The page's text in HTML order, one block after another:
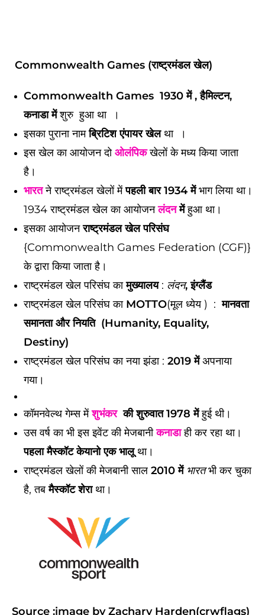
Commonwealth Games (राष्ट्रमंडल खेल)
Commonwealth Games 1930में, हैमिल्टन,
कनाडा में शुरु हुआ था
।
इसका पुराना नामब्रिटिश एंपायर खेलथा ।
इस खेल का आयोजन दोओलंपिकखेलों के मध्य किया जाता
है।
भारतने राष्ट्रमंडल खेलों मेंपहली बार 1934 मेंभाग लिया था।
1934 राष्ट्रमंडल खेल का आयोजनलंदनमेंहुआ था।
इसका आयोजनराष्ट्रमंडल खेल परिसंघ
{Commonwealth Games Federation (CGF)}
के द्वारा किया जाता है।
राष्ट्रमंडल खेल परिसंघ कामुख्यालय: लंदन, इंग्लैंड
राष्ट्रमंडल खेल परिसंघ का MOTTO(मूल ध्येय ) : मानवता
समानता और नियति (Humanity, Equality,
Destiny)
राष्ट्रमंडल खेल परिसंघ का नया झंडा : 2019 मेंअपनाया
गया।
कॉमनवेल्थ गेम्स मेंशुभंकरकी शुरुवात 1978 मेंहुई थी।
उस वर्ष का भी इस इवेंट की मेजबानीकनाडाही कर रहा था।
पहला मैस्कॉट केयानो एक भालूथा।
राष्ट्रमंडल खेलों की मेजबानी साल 2010 में भारतभी कर चुका
है, तबमैस्कॉट शेराथा।
Source :image by Zachary Harden(crwflags)